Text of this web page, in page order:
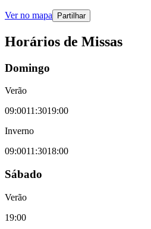
Ver no mapa Partilhar
Horários de Missas
Domingo
Verão
09:0011:3019:00
Inverno
09:0011:3018:00
Sábado
Verão
19:00